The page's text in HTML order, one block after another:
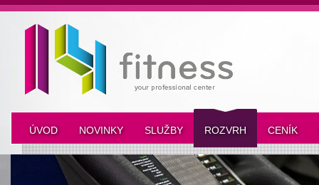
ÚVOD NOVINKY SLUŽBY ROZVRH CENÍK